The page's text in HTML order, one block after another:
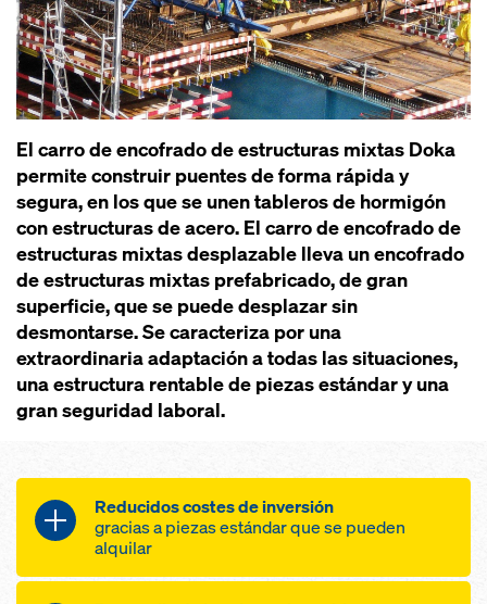
El carro de encofrado de estructuras mixtas Doka
permite construir puentes de forma rápida y
segura, en los que se unen tableros de hormigón
con estructuras de acero. El carro de encofrado de
estructuras mixtas desplazable lleva un encofrado
de estructuras mixtas prefabricado, de gran
superficie, que se puede desplazar sin
desmontarse. Se caracteriza por una
extraordinaria adaptación a todas las situaciones,
una estructura rentable de piezas estándar y una
gran seguridad laboral.
Reducidos costes de inversión
gracias a piezas estándar que se pueden
alquilar